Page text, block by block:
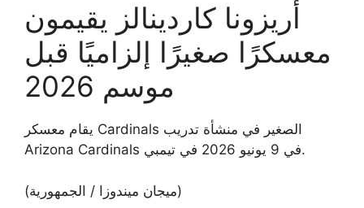
أريزونا كاردينالز يقيمون
معسكرًا صغيرًا إلزاميًا قبل
موسم 2026
يقام معسكر Cardinals الصغير في منشأة تدريب
Arizona Cardinals في 9 يونيو 2026 في تيمبي.
(ميجان ميندوزا / الجمهورية)